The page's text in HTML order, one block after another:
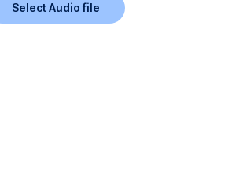
Select Audio file